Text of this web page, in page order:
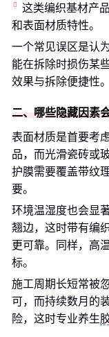
这类编织基材产
和表面材质特性。
一个常见误区是认
能在拆除时损伤某
效果与拆除便捷性。
二、哪些隐藏因素
表面材质是首要考
品，而光滑瓷砖或
护膜需要覆盖带纹
要。
环境温湿度也会显
翘边，这时带有编
更可靠。同样，高
标。
施工周期长短常被
可，而持续数月的
险，这时专业养生